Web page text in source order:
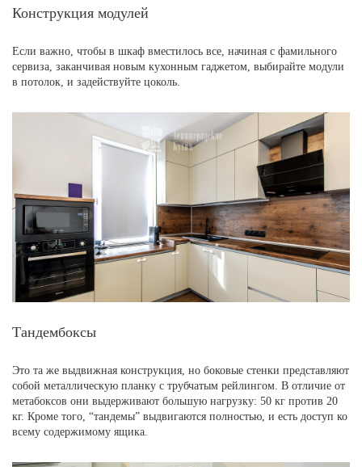
Конструкция модулей
Если важно, чтобы в шкаф вместилось все, начиная с фамильного
сервиза, заканчивая новым кухонным гаджетом, выбирайте модули
в потолок, и задействуйте цоколь.
Тандембоксы
Это та же выдвижная конструкция, но боковые стенки представляют
собой металлическую планку с трубчатым рейлингом. В отличие от
метабоксов они выдерживают большую нагрузку: 50 кг против 20
кг. Кроме того, “тандемы” выдвигаются полностью, и есть доступ ко
всему содержимому ящика.